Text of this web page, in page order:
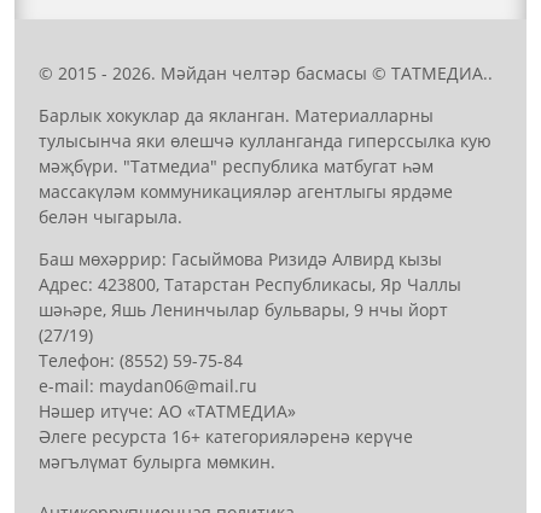
© 2015 - 2026. Мәйдан челтәр басмасы © ТАТМЕДИА..
Барлык хокуклар да якланган. Материалларны
тулысынча яки өлешчә кулланганда гиперссылка кую
мәҗбүри. "Татмедиа" республика матбугат һәм
массакүләм коммуникацияләр агентлыгы ярдәме
белән чыгарыла.
Баш мөхәррир: Гасыймова Ризидә Алвирд кызы
Адрес: 423800, Татарстан Республикасы, Яр Чаллы
шәһәре, Яшь Ленинчылар бульвары, 9 нчы йорт
(27/19)
Телефон: (8552) 59-75-84
е-mail: mауdаn06@mail.гu
Нәшер итүче: АО «ТАТМЕДИА»
Әлеге ресурста 16+ категорияләренә керүче
мәгълүмат булырга мөмкин.